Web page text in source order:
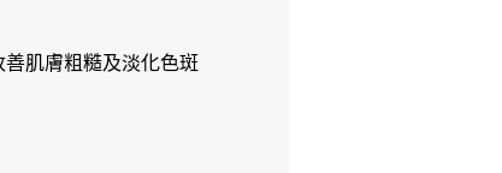
肌膚粗糙及淡化色斑